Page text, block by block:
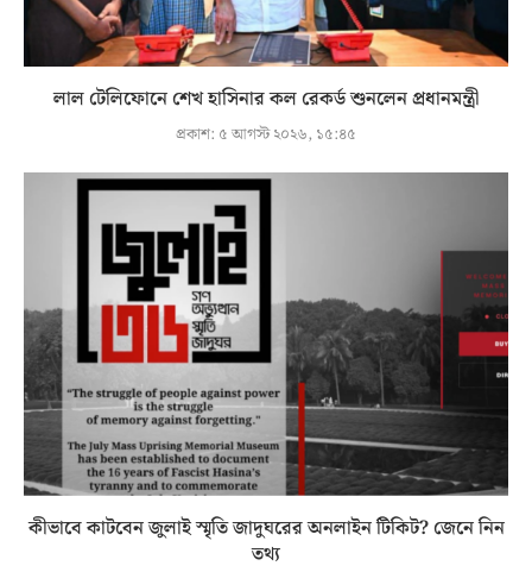
লাল টেলিফোনে শেখ হাসিনার কল রেকর্ড শুনলেন প্রধানমন্ত্রী
প্রকাশ: ৫ আগস্ট ২০২৬, ১৫:৪৫
কীভাবে কাটবেন জুলাই স্মৃতি জাদুঘরের অনলাইন টিকিট? জেনে নিন
তথ্য